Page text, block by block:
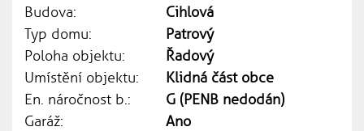
Budova:
Cihlová
Typ domu:
Patrový
Poloha objektu:
Řadový
Umístění objektu:
Klidná část obce
En. náročnost b.:
G (PENB nedodán)
Garáž:
Ano